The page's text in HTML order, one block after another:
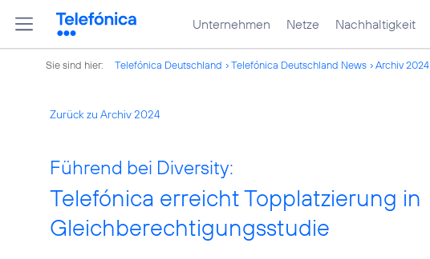
Unternehmen Netze Nachhaltigkeit
Sie sind hier: Telefónica Deutschland Telefónica Deutschland News Archiv 2024
Zurück zu Archiv 2024
Führend bei Diversity:
Telefónica erreicht Topplatzierung in
Gleichberechtigungsstudie